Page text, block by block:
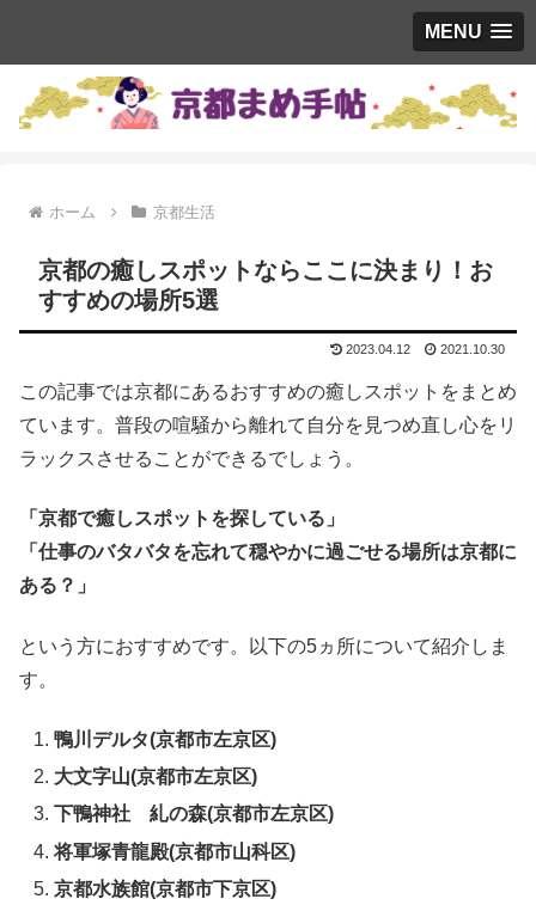
MENU
ホーム 京都生活
京都の癒しスポットならここに決まり！お
すすめの場所5選
2023.04.12 2021.10.30
この記事では京都にあるおすすめの癒しスポットをまとめ
ています。普段の喧騒から離れて自分を見つめ直し心をリ
ラックスさせることができるでしょう。
「京都で癒しスポットを探している」
「仕事のバタバタを忘れて穏やかに過ごせる場所は京都に
ある？」
という方におすすめです。以下の5ヵ所について紹介しま
す。
鴨川デルタ(京都市左京区)
大文字山(京都市左京区)
下鴨神社 糺の森(京都市左京区)
将軍塚青龍殿(京都市山科区)
京都水族館(京都市下京区)